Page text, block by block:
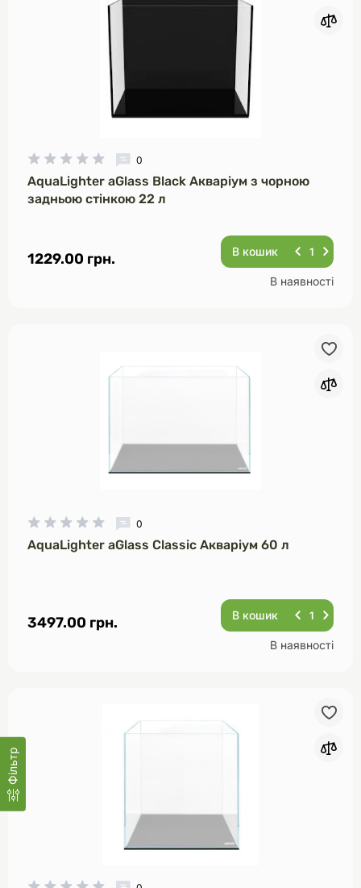
Фільтр
0
AquaLighter aGlass Black Акваріум з чорною
задньою стінкою 22 л
1229.00 грн. В кошик
В наявності
0
AquaLighter aGlass Classic Акваріум 60 л
3497.00 грн. В кошик
В наявності